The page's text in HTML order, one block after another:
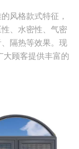
风格款式特征，
、水密性、 气密
隔热等效果。现
大顾客提供丰富的